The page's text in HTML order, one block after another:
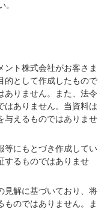
。
ント株式会社がお客さま
的として作成したもので
ありません。また、法令
はありません。当資料は
与えるものではありませ
等にもとづき作成してい
するものではありませ
見解に基づいており、将
ものではありません。ま